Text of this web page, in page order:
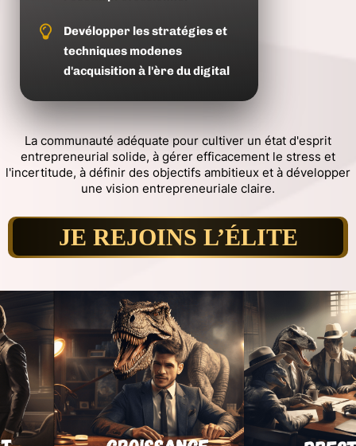
Devélopper les stratégies et
techniques modenes
d'acquisition à l'ère du digital
La communauté adéquate pour cultiver un état d'esprit
entrepreneurial solide, à gérer efficacement le stress et
l'incertitude, à définir des objectifs ambitieux et à développer
une vision entrepreneuriale claire.
JE REJOINS L’ÉLITE